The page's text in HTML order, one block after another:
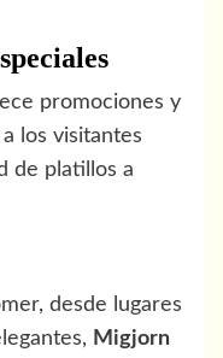
promociones y
los visitantes
de platillos a
desde lugares
Migjorn